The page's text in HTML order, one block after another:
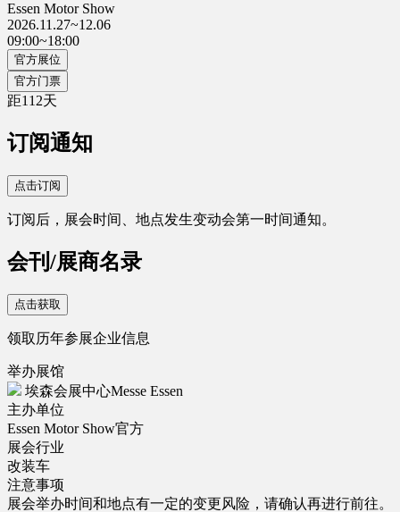
Essen Motor Show
2026.11.27~12.06
09:00~18:00
官方展位
官方门票
距112天
订阅通知
点击订阅
订阅后，展会时间、地点发生变动会第一时间通知。
会刊/展商名录
点击获取
领取历年参展企业信息
举办展馆
埃森会展中心Messe Essen
主办单位
Essen Motor Show官方
展会行业
改装车
注意事项
展会举办时间和地点有一定的变更风险，请确认再进行前往。